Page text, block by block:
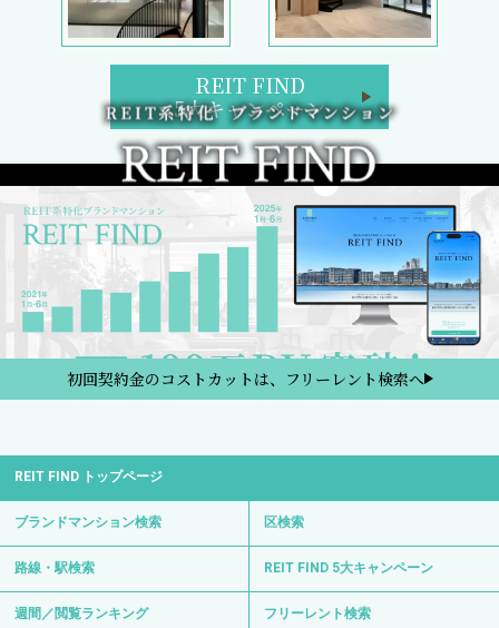
REIT FIND
5大キャンペーン
初回契約金のコストカットは、フリーレント検索へ
REIT FIND トップページ
ブランドマンション検索 区検索
路線・駅検索 REIT FIND 5大キャンペーン
週間／閲覧ランキング フリーレント検索